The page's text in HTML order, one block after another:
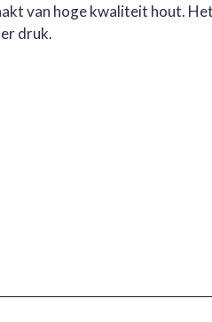
van hoge kwaliteit hout.
druk.